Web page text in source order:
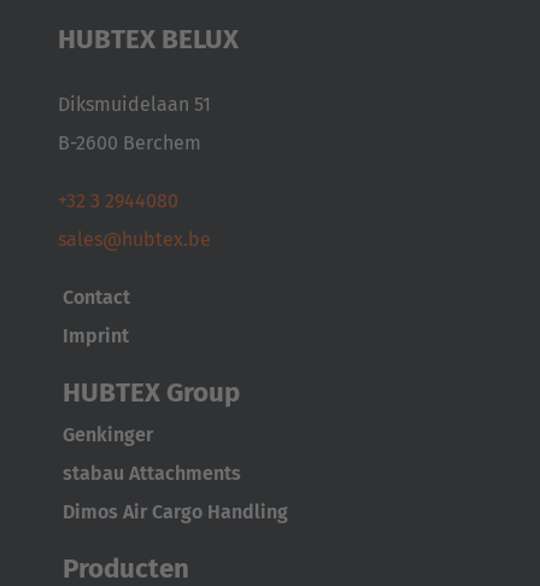
España
France
Great Britain
Italia
Luxembourg
Français
Deutsch
Nederland
Nederlands
HUBTEX BELUX
Diksmuidelaan 51
B-2600 Berchem
+32 3 2944080
sales@hubtex.be
Contact
Imprint
HUBTEX Group
Genkinger
stabau Attachments
Dimos Air Cargo Handling
Producten